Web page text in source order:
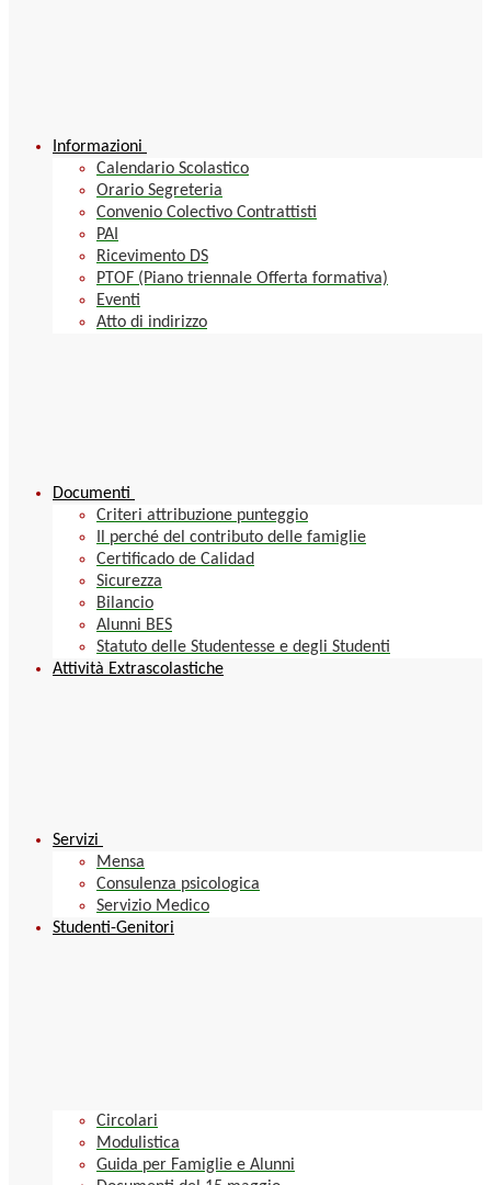
Informazioni
Calendario Scolastico
Orario Segreteria
Convenio Colectivo Contrattisti
PAI
Ricevimento DS
PTOF (Piano triennale Offerta formativa)
Eventi
Atto di indirizzo
Documenti
Criteri attribuzione punteggio
Il perché del contributo delle famiglie
Certificado de Calidad
Sicurezza
Bilancio
Alunni BES
Statuto delle Studentesse e degli Studenti
Attività Extrascolastiche
Servizi
Mensa
Consulenza psicologica
Servizio Medico
Studenti-Genitori
Circolari
Modulistica
Guida per Famiglie e Alunni